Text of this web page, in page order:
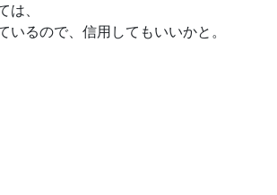
、
るので、信用してもいいかと。